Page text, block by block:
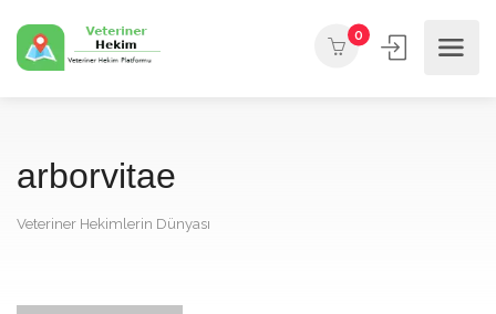
0
arborvitae
Veteriner Hekimlerin Dünyası